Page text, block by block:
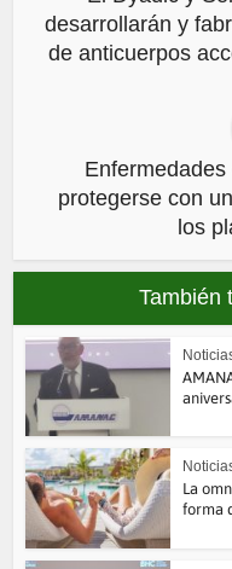
desarrollarán y
de anticuerpos
protegerse con
los
También
La
forma